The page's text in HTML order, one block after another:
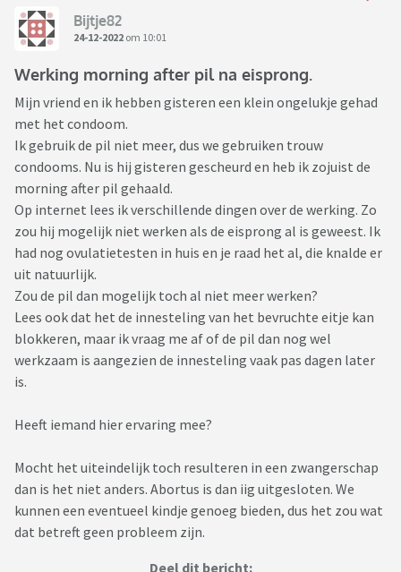
Bijtje82
24-12-2022 om 10:01
Werking morning after pil na eisprong.
Mijn vriend en ik hebben gisteren een klein ongelukje gehad
met het condoom.
Ik gebruik de pil niet meer, dus we gebruiken trouw
condooms. Nu is hij gisteren gescheurd en heb ik zojuist de
morning after pil gehaald.
Op internet lees ik verschillende dingen over de werking. Zo
zou hij mogelijk niet werken als de eisprong al is geweest. Ik
had nog ovulatietesten in huis en je raad het al, die knalde er
uit natuurlijk.
Zou de pil dan mogelijk toch al niet meer werken?
Lees ook dat het de innesteling van het bevruchte eitje kan
blokkeren, maar ik vraag me af of de pil dan nog wel
werkzaam is aangezien de innesteling vaak pas dagen later
is.
Heeft iemand hier ervaring mee?
Mocht het uiteindelijk toch resulteren in een zwangerschap
dan is het niet anders. Abortus is dan iig uitgesloten. We
kunnen een eventueel kindje genoeg bieden, dus het zou wat
dat betreft geen probleem zijn.
Deel dit bericht: